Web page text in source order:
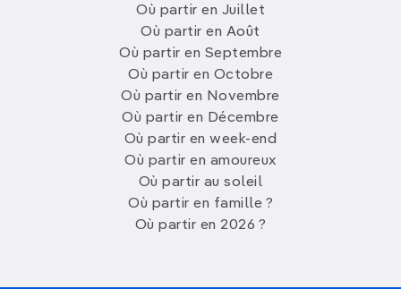
Où partir en Juillet
Où partir en Août
Où partir en Septembre
Où partir en Octobre
Où partir en Novembre
Où partir en Décembre
Où partir en week-end
Où partir en amoureux
Où partir au soleil
Où partir en famille ?
Où partir en 2026 ?